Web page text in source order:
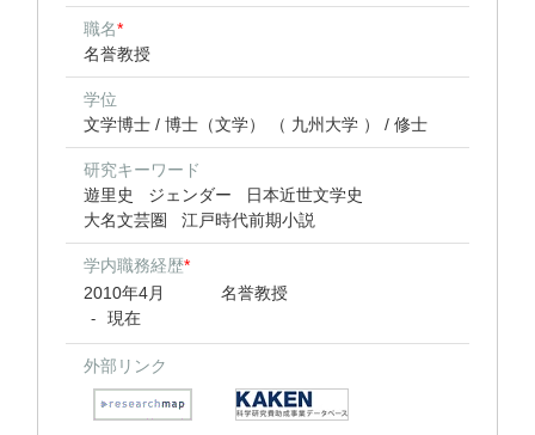
職名*
名誉教授
学位
文学博士 / 博士（文学） （ 九州大学 ） / 修士
研究キーワード
遊里史
ジェンダー
日本近世文学史
大名文芸圏
江戸時代前期小説
学内職務経歴*
2010年4月
- 現在
名誉教授
外部リンク